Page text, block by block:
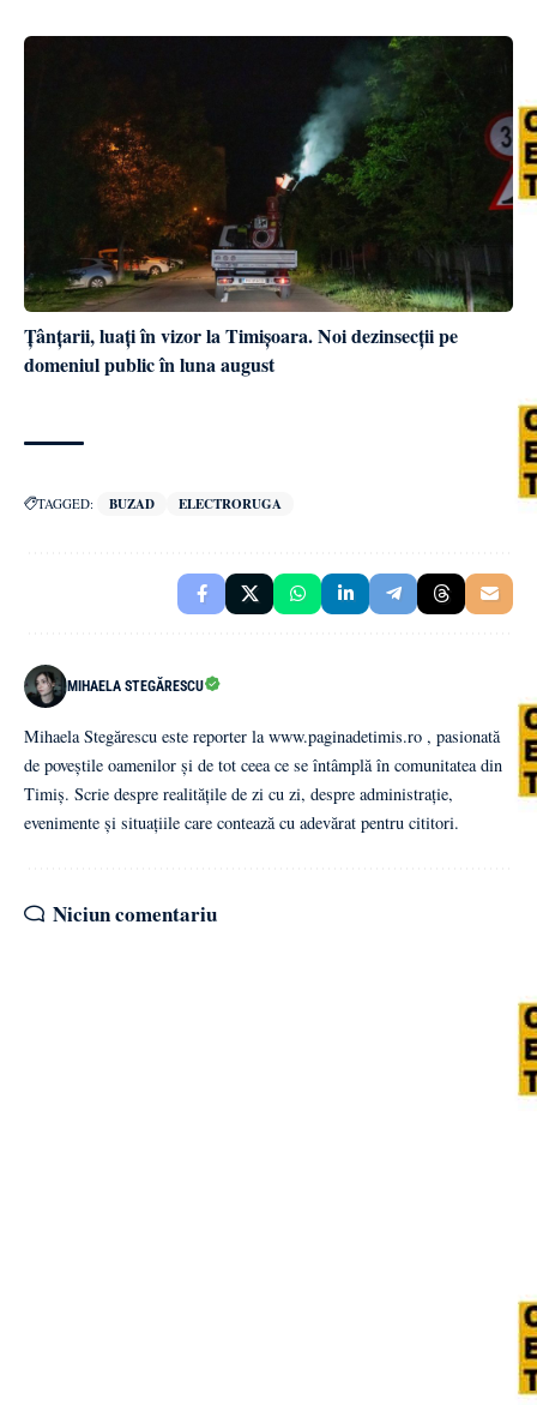
Țânțarii, luați în vizor la Timișoara. Noi dezinsecții pe
domeniul public în luna august
TAGGED: BUZAD ELECTRORUGA
MIHAELA STEGĂRESCU
Mihaela Stegărescu este reporter la www.paginadetimis.ro , pasionată
de poveștile oamenilor și de tot ceea ce se întâmplă în comunitatea din
Timiș. Scrie despre realitățile de zi cu zi, despre administrație,
evenimente și situațiile care contează cu adevărat pentru cititori.
Niciun comentariu